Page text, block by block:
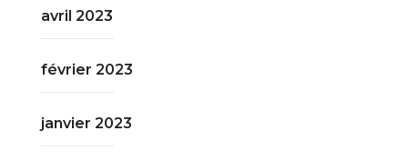
avril 2023
février 2023
janvier 2023